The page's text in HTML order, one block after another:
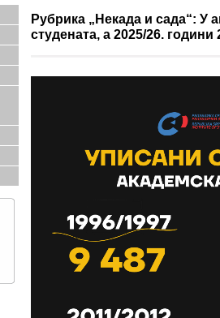
Рубрика „Некада и сада“: У
студената, а 2025/26. години